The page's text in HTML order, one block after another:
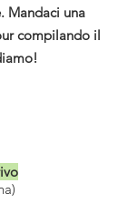
Mandaci una
compilando il